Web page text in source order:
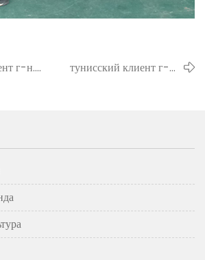
г-н.
тунисский клиент г-н.